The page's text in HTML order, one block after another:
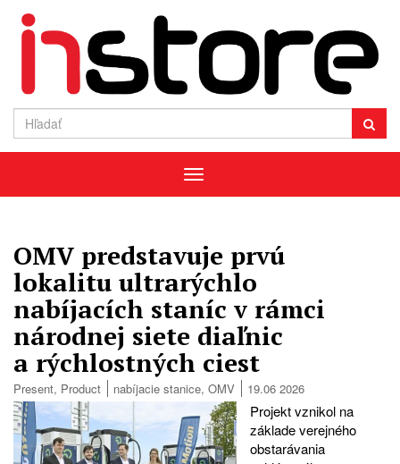
Menu
OMV predstavuje prvú
lokalitu ultrarýchlo
nabíjacích staníc v rámci
národnej siete diaľnic
a rýchlostných ciest
Present, Product nabíjacie stanice, OMV 19.06 2026
Projekt vznikol na
základe verejného
obstarávania